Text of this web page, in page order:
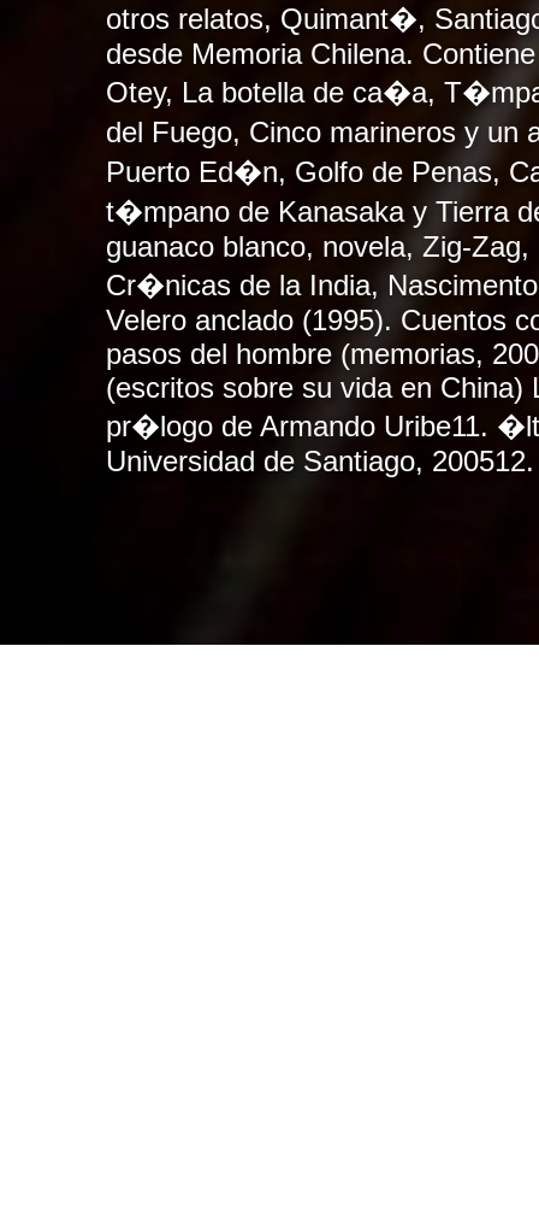
otros relatos, Quimant�,
desde Memoria Chilena.
Otey, La botella de ca�a,
del Fuego, Cinco marineros y
Puerto Ed�n, Golfo de Penas,
t�mpano de Kanasaka y Tierra
guanaco blanco, novela, Zig-
Cr�nicas de la India,
Velero anclado (1995). Cuentos
pasos del hombre (memorias,
(escritos sobre su vida en China)
pr�logo de Armando Uribe11.
Universidad de Santiago, 200512.